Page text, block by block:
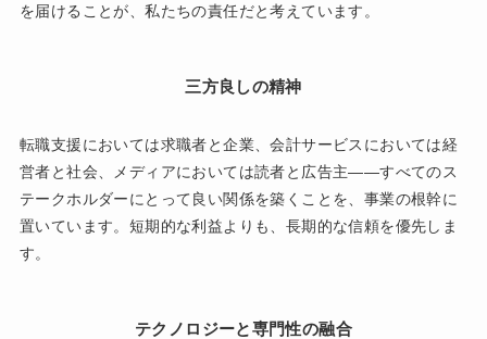
を届けることが、私たちの責任だと考えています。
三方良しの精神
転職支援においては求職者と企業、会計サービスにおいては経
営者と社会、メディアにおいては読者と広告主——すべてのス
テークホルダーにとって良い関係を築くことを、事業の根幹に
置いています。短期的な利益よりも、長期的な信頼を優先しま
す。
テクノロジーと専門性の融合